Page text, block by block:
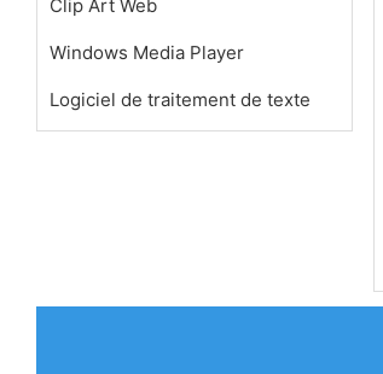
Clip Art Web
Windows Media Player
Logiciel de traitement de texte